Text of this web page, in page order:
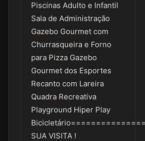
Piscinas Adulto e Infantil
Sala de Administração
Gazebo Gourmet com
Churrasqueira e Forno
para Pizza Gazebo
Gourmet dos Esportes
Recanto com Lareira
Quadra Recreativa
Playground Hiper Play
SUA VISITA !